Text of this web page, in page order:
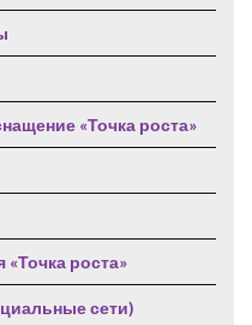
«Точка роста»
роста»
сети)